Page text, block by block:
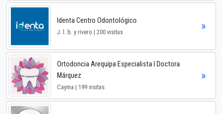
Identa Centro Odontológico
J. l. b. y rivero | 200 visitas »
Ortodoncia Arequipa Especialista I Doctora
Márquez
Cayma | 199 visitas
»